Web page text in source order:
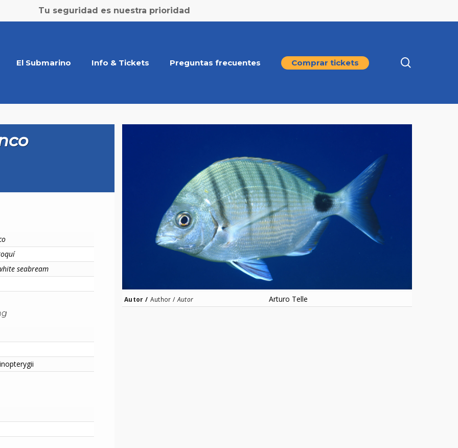
Tu seguridad es nuestra prioridad
El Submarino Info & Tickets Preguntas frecuentes Comprar tickets
seabream
Autor / Author / Autor Arturo Telle